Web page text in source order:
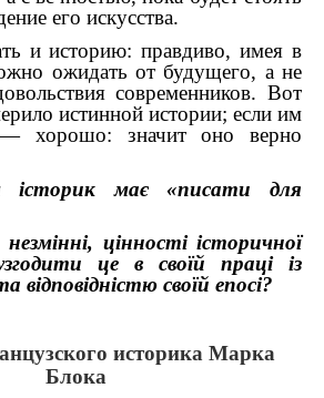
его искусства.
и историю: правдиво, имея в
ожидать от будущего, а не
современников. Вот
истинной истории; если им
хорошо: значит оно верно
історик має «писати для
незмінні, цінності історичної
це в своїй праці із
відповідністю своїй епосі?
историка Марка
Блока